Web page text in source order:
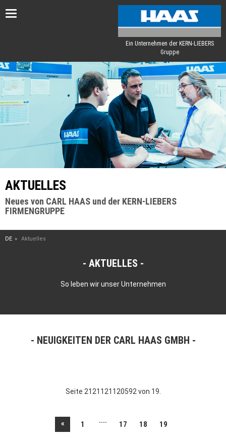
Toggle
Ein Unternehmen der KERN-LIEBERS
Gruppe
AKTUELLES
Neues von CARL HAAS und der KERN-LIEBERS
FIRMENGRUPPE
DE Aktuelles
AKTUELLES
So leben wir unser Unternehmen
NEUIGKEITEN DER CARL HAAS GMBH
Seite 2121121120592 von 19.
« 1 .... 17 18 19